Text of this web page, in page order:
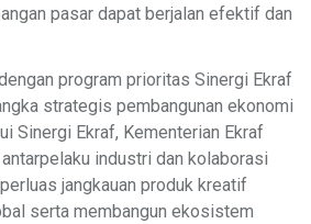
pasar dapat berjalan efektif dan
program prioritas Sinergi Ekraf
strategis pembangunan ekonomi
Sinergi Ekraf, Kementerian Ekraf
industri dan kolaborasi
jangkauan produk kreatif
serta membangun ekosistem